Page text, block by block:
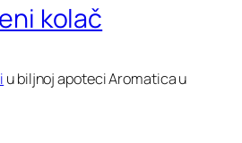
kolač
u biljnoj apoteci Aromatica u